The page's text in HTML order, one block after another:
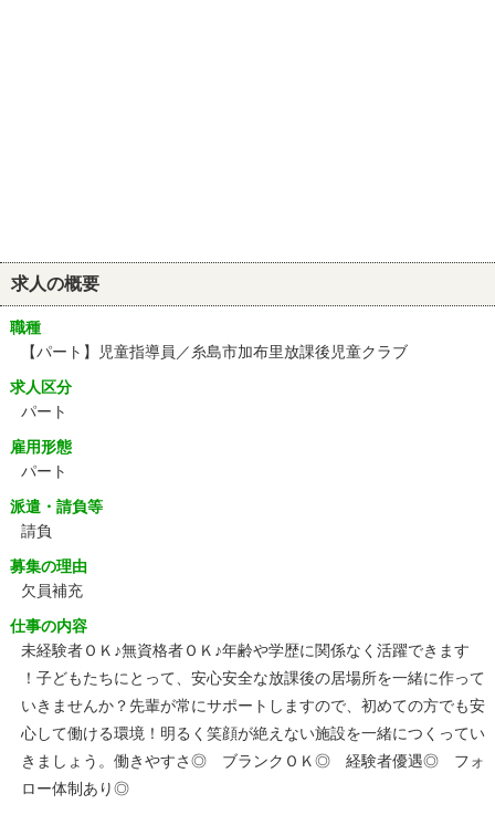
求人の概要
職種
【パート】児童指導員／糸島市加布里放課後児童クラブ
求人区分
パート
雇用形態
パート
派遣・請負等
請負
募集の理由
欠員補充
仕事の内容
未経験者ＯＫ♪無資格者ＯＫ♪年齢や学歴に関係なく活躍できます
！子どもたちにとって、安心安全な放課後の居場所を一緒に作って
いきませんか？先輩が常にサポートしますので、初めての方でも安
心して働ける環境！明るく笑顔が絶えない施設を一緒につくってい
きましょう。働きやすさ◎ ブランクＯＫ◎ 経験者優遇◎ フォ
ロー体制あり◎